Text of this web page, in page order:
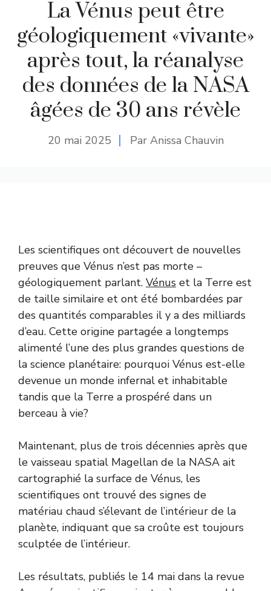
La Vénus peut être
géologiquement «vivante»
après tout, la réanalyse
des données de la NASA
âgées de 30 ans révèle
20 mai 2025 Par Anissa Chauvin
Les scientifiques ont découvert de nouvelles
preuves que Vénus n’est pas morte –
géologiquement parlant. Vénus et la Terre est
de taille similaire et ont été bombardées par
des quantités comparables il y a des milliards
d’eau. Cette origine partagée a longtemps
alimenté l’une des plus grandes questions de
la science planétaire: pourquoi Vénus est-elle
devenue un monde infernal et inhabitable
tandis que la Terre a prospéré dans un
berceau à vie?
Maintenant, plus de trois décennies après que
le vaisseau spatial Magellan de la NASA ait
cartographié la surface de Vénus, les
scientifiques ont trouvé des signes de
matériau chaud s’élevant de l’intérieur de la
planète, indiquant que sa croûte est toujours
sculptée de l’intérieur.
Les résultats, publiés le 14 mai dans la revue